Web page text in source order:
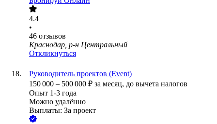
4.4
•
46 отзывов
Краснодар, р-н Центральный
Откликнуться
Руководитель проектов (Event)
150 000 – 500 000 ₽ за месяц, до вычета налогов
Опыт 1-3 года
Можно удалённо
Выплаты: За проект